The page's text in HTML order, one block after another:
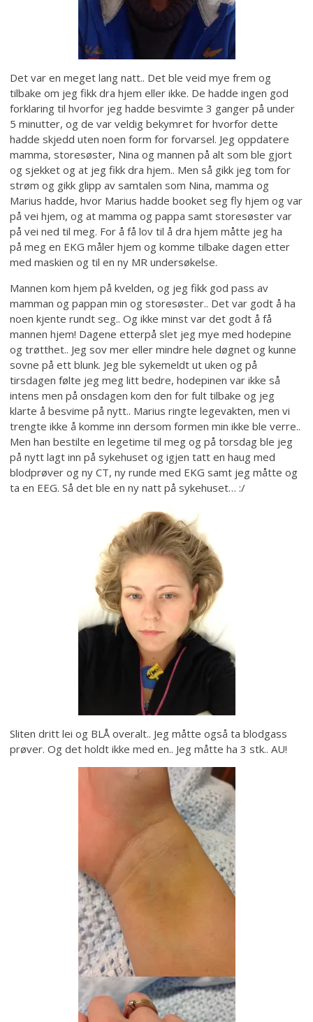
Det var en meget lang natt.. Det ble veid mye frem og
tilbake om jeg fikk dra hjem eller ikke. De hadde ingen god
forklaring til hvorfor jeg hadde besvimte 3 ganger på under
5 minutter, og de var veldig bekymret for hvorfor dette
hadde skjedd uten noen form for forvarsel. Jeg oppdatere
mamma, storesøster, Nina og mannen på alt som ble gjort
og sjekket og at jeg fikk dra hjem.. Men så gikk jeg tom for
strøm og gikk glipp av samtalen som Nina, mamma og
Marius hadde, hvor Marius hadde booket seg fly hjem og var
på vei hjem, og at mamma og pappa samt storesøster var
på vei ned til meg. For å få lov til å dra hjem måtte jeg ha
på meg en EKG måler hjem og komme tilbake dagen etter
med maskien og til en ny MR undersøkelse.
Mannen kom hjem på kvelden, og jeg fikk god pass av
mamman og pappan min og storesøster.. Det var godt å ha
noen kjente rundt seg.. Og ikke minst var det godt å få
mannen hjem! Dagene etterpå slet jeg mye med hodepine
og trøtthet.. Jeg sov mer eller mindre hele døgnet og kunne
sovne på ett blunk. Jeg ble sykemeldt ut uken og på
tirsdagen følte jeg meg litt bedre, hodepinen var ikke så
intens men på onsdagen kom den for fult tilbake og jeg
klarte å besvime på nytt.. Marius ringte legevakten, men vi
trengte ikke å komme inn dersom formen min ikke ble verre..
Men han bestilte en legetime til meg og på torsdag ble jeg
på nytt lagt inn på sykehuset og igjen tatt en haug med
blodprøver og ny CT, ny runde med EKG samt jeg måtte og
ta en EEG. Så det ble en ny natt på sykehuset… :/
Sliten dritt lei og BLÅ overalt.. Jeg måtte også ta blodgass
prøver. Og det holdt ikke med en.. Jeg måtte ha 3 stk.. AU!